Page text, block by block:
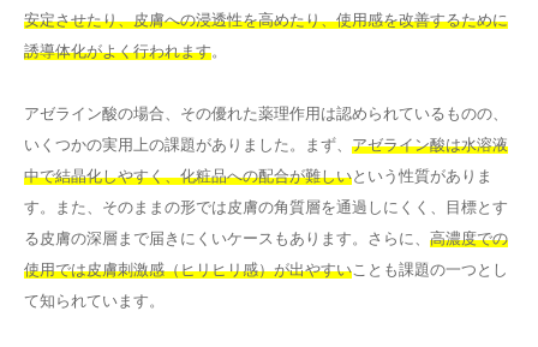
安定させたり、皮膚への浸透性を高めたり、使用感を改善するために
誘導体化がよく行われます。
アゼライン酸の場合、その優れた薬理作用は認められているものの、
いくつかの実用上の課題がありました。まず、 アゼライン酸は水溶液
中で結晶化しやすく、化粧品への配合が難しいという性質がありま
す。また、そのままの形では皮膚の角質層を通過しにくく、目標とす
る皮膚の深層まで届きにくいケースもあります。さらに、 高濃度での
使用では皮膚刺激感（ヒリヒリ感）が出やすいことも課題の一つとし
て知られています。